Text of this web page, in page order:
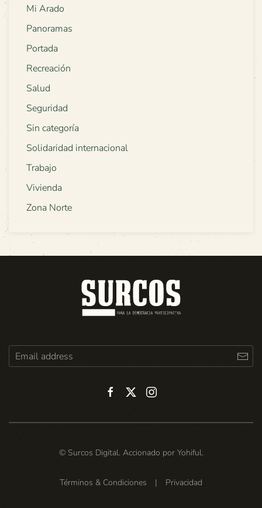
Mi Arado
Panoramas
Portada
Recreación
Salud
Seguridad
Sin categoría
Solidaridad internacional
Trabajo
Vivienda
Zona Norte
© Surcos Digital. Accionado por Yohiful.
Términos & Condiciones | Privacidad